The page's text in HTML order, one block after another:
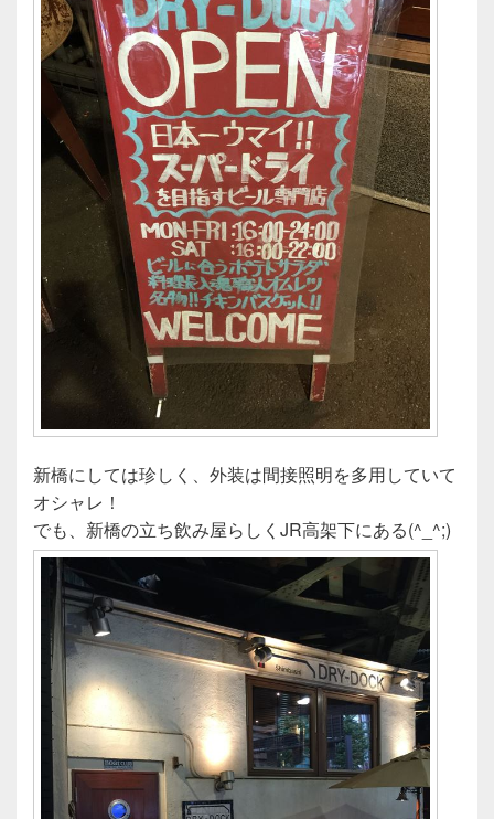
新橋にしては珍しく、外装は間接照明を多用していて
オシャレ！
でも、新橋の立ち飲み屋らしくJR高架下にある(^_^;)